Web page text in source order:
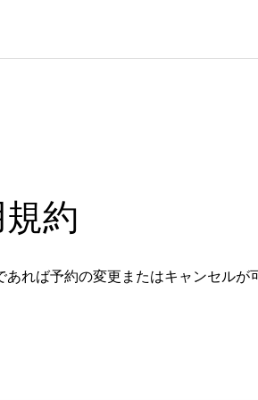
約
あれば予約の変更またはキャンセルが